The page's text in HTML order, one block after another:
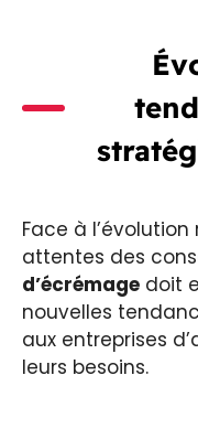
Face à
attentes des
d’écrémage doit
nouvelles
aux entreprises
leurs besoins.